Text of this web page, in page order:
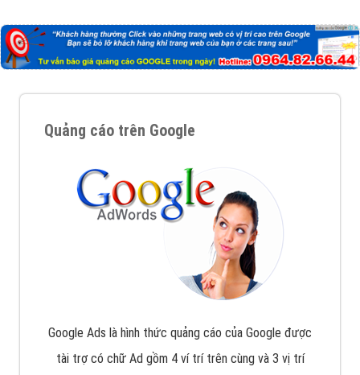
Quảng cáo trên Google
Google Ads là hình thức quảng cáo của Google được
tài trợ có chữ Ad gồm 4 ví trí trên cùng và 3 vị trí